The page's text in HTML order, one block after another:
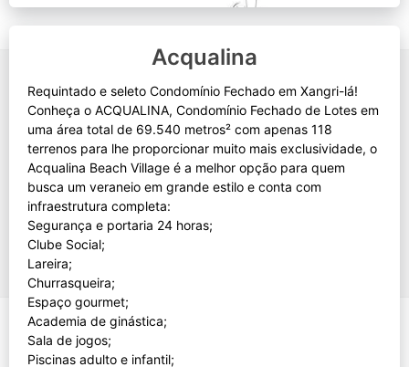
Acqualina
Requintado e seleto Condomínio Fechado em Xangri-lá!
Conheça o ACQUALINA, Condomínio Fechado de Lotes em
uma área total de 69.540 metros² com apenas 118
terrenos para lhe proporcionar muito mais exclusividade, o
Acqualina Beach Village é a melhor opção para quem
busca um veraneio em grande estilo e conta com
infraestrutura completa:
Segurança e portaria 24 horas;
Clube Social;
Lareira;
Churrasqueira;
Espaço gourmet;
Academia de ginástica;
Sala de jogos;
Piscinas adulto e infantil;